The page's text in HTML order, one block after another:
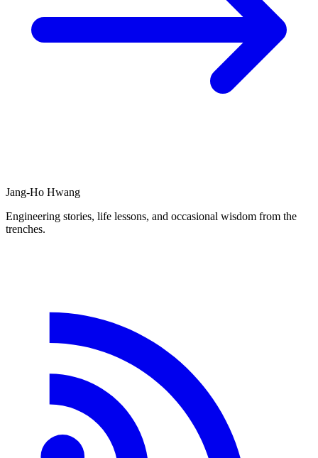
Jang-Ho Hwang
Engineering stories, life lessons, and occasional wisdom from the
trenches.